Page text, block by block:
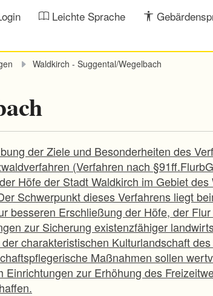
Leichte Sprache
Waldkirch - Suggental/Wegelbach
der Ziele und Besonderheiten des
(Verfahren nach
Höfe der Stadt Waldkirch im Gebiet
Schwerpunkt dieses Verfahrens liegt
besseren Erschließung der Höfe, der
zur Sicherung existenzfähiger
charakteristischen Kulturlandschaft
Maßnahmen sollen
Einrichtungen zur Erhöhung des